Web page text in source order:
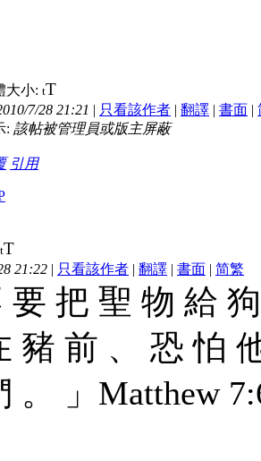
大小: tT
7/28 21:21 | 只看該作者 | 翻譯 | 書面 |
: 該帖被管理員或版主屏蔽
引用
tT
21:22 | 只看該作者 | 翻譯 | 書面 | 简繁
要 把 聖 物 給
豬 前 、 恐 怕
。 」Matthew